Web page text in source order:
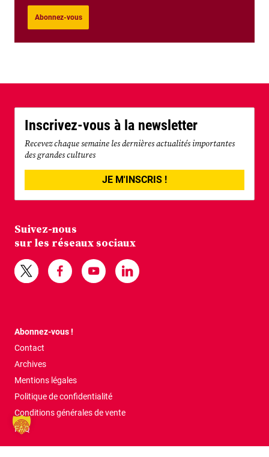
Abonnez-vous
Inscrivez-vous à la newsletter
Recevez chaque semaine les dernières actualités importantes
des grandes cultures
JE M'INSCRIS !
Suivez-nous
sur les réseaux sociaux
Abonnez-vous !
Contact
Archives
Mentions légales
Politique de confidentialité
Conditions générales de vente
FAQ